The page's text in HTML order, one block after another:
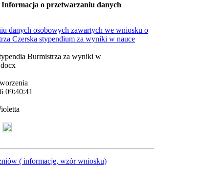
o przetwarzaniu danych
danych osobowych zawartych we wniosku o
Czerska stypendium za wyniki w nauce
Burmistrza za wyniki w
09:40:41
( informacje, wzór wniosku)